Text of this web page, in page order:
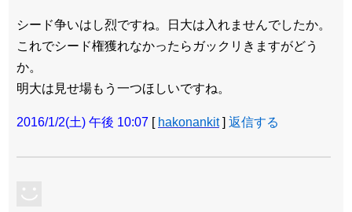
シード争いはし烈ですね。日大は入れませんでしたか。
これでシード権獲れなかったらガックリきますがどう
か。
明大は見せ場もう一つほしいですね。
2016/1/2(土) 午後 10:07 [ hakonankit] 返信する